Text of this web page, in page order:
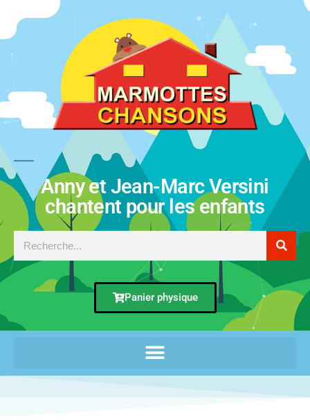
Anny et Jean-Marc Versini
chantent pour les enfants
Panier physique